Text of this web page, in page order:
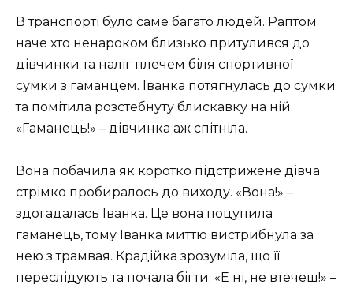
В транспорті було саме багато людей. Раптом
наче хто ненароком близько притулився до
дівчинки та наліг плечем біля спортивної
сумки з гаманцем. Іванка потягнулась до сумки
та помітила розстебнуту блискавку на ній.
«Гаманець!» – дівчинка аж спітніла.
Вона побачила як коротко підстрижене дівча
стрімко пробиралось до виходу. «Вона!» –
здогадалась Іванка. Це вона поцупила
гаманець, тому Іванка миттю вистрибнула за
нею з трамвая. Крадійка зрозуміла, що її
переслідують та почала бігти. «Е ні, не втечеш!» –